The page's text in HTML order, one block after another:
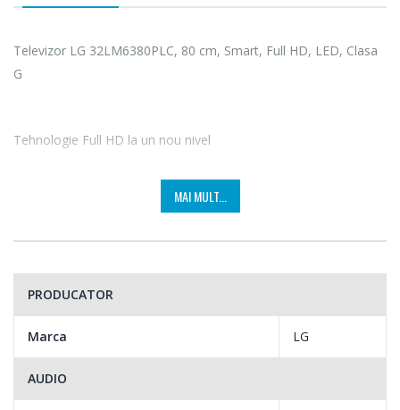
Televizor LG 32LM6380PLC, 80 cm, Smart, Full HD, LED, Clasa
G
Tehnologie Full HD la un nou nivel
Un ecran Full HD ofera imagini mai clare cu rezolutie
extraordinara si culori intense.
MAI MULT...
PRODUCATOR
Marca LG
AUDIO